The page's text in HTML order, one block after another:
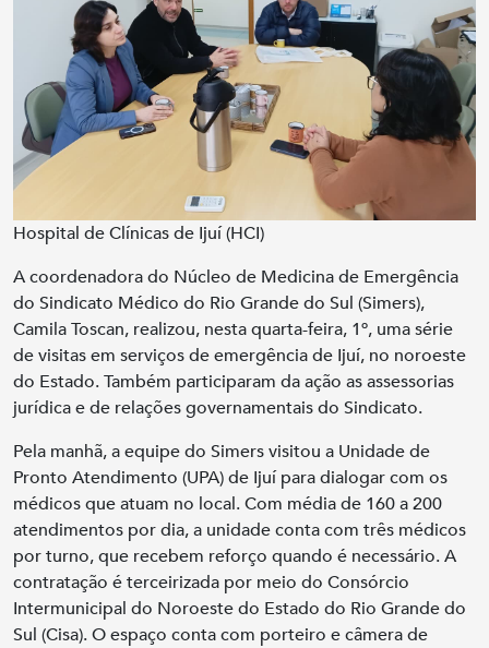
Hospital de Clínicas de Ijuí (HCI)
A coordenadora do Núcleo de Medicina de Emergência
do Sindicato Médico do Rio Grande do Sul (Simers),
Camila Toscan, realizou, nesta quarta-feira, 1º, uma série
de visitas em serviços de emergência de Ijuí, no noroeste
do Estado. Também participaram da ação as assessorias
jurídica e de relações governamentais do Sindicato.
Pela manhã, a equipe do Simers visitou a Unidade de
Pronto Atendimento (UPA) de Ijuí para dialogar com os
médicos que atuam no local. Com média de 160 a 200
atendimentos por dia, a unidade conta com três médicos
por turno, que recebem reforço quando é necessário. A
contratação é terceirizada por meio do Consórcio
Intermunicipal do Noroeste do Estado do Rio Grande do
Sul (Cisa). O espaço conta com porteiro e câmera de